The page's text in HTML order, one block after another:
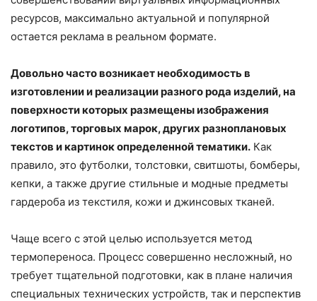
ресурсов, максимально актуальной и популярной
остается реклама в реальном формате.
Довольно часто возникает необходимость в
изготовлении и реализации разного рода изделий, на
поверхности которых размещены изображения
логотипов, торговых марок, других разноплановых
текстов и картинок определенной тематики. Как
правило, это футболки, толстовки, свитшоты, бомберы,
кепки, а также другие стильные и модные предметы
гардероба из текстиля, кожи и джинсовых тканей.
Чаще всего с этой целью используется метод
термопереноса. Процесс совершенно несложный, но
требует тщательной подготовки, как в плане наличия
специальных технических устройств, так и перспектив